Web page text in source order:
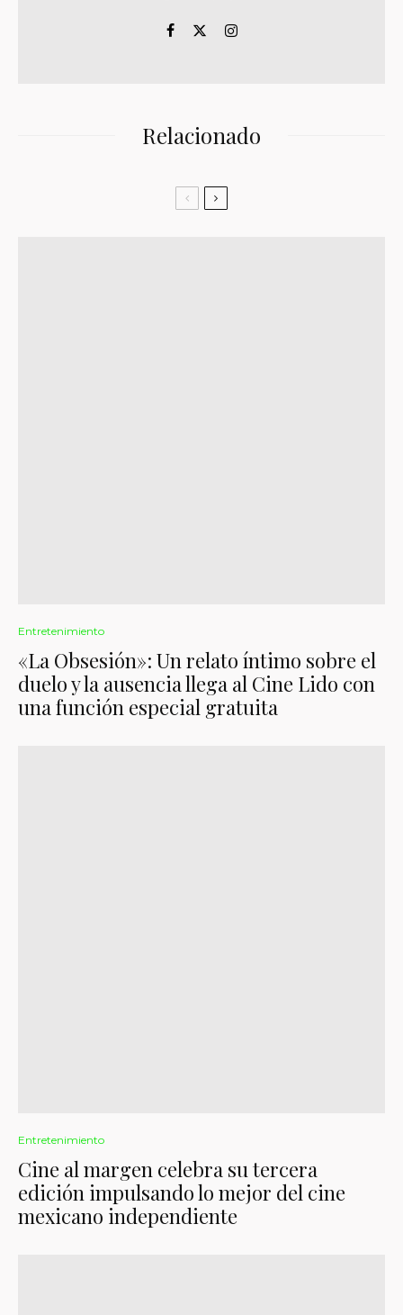
Relacionado
Entretenimiento
«La Obsesión»: Un relato íntimo sobre el
duelo y la ausencia llega al Cine Lido con
una función especial gratuita
Entretenimiento
Cine al margen celebra su tercera
edición impulsando lo mejor del cine
mexicano independiente